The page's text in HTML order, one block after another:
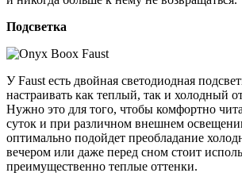
Подсветка
У Faust есть двойная светодиодная
настраивать как теплый, так и холодный
Нужно это для того, чтобы комфортно
суток и при различном внешнем
оптимально подойдет преобладание
вечером или даже перед сном стоит
преимущественно теплые оттенки.